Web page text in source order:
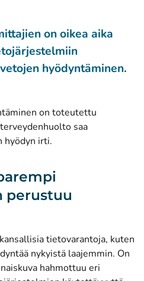
on oikea aika
hyödyntäminen.
on toteutettu
saa
hyödyn irti.
perustuu
tietovarantoja, kuten
nykyistä laajemmin. On
hahmottuu eri